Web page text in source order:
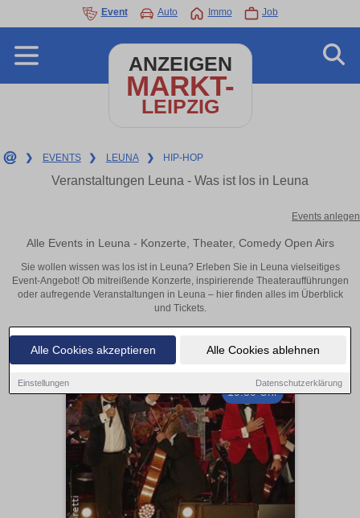
Alle Cookies akzeptieren Alle Cookies ablehnen
Einstellungen Datenschutzerklärung
Event Auto Immo Job
ANZEIGEN
MARKT-
LEIPZIG
❯ EVENTS ❯ LEUNA ❯ HIP-HOP
Veranstaltungen Leuna - Was ist los in Leuna
Events anlegen
Alle Events in Leuna - Konzerte, Theater, Comedy Open Airs
Sie wollen wissen was los ist in Leuna? Erleben Sie in Leuna vielseitiges
Event-Angebot! Ob mitreißende Konzerte, inspirierende Theateraufführungen
oder aufregende Veranstaltungen in Leuna – hier finden alles im Überblick
und Tickets.
19:30 Uhr